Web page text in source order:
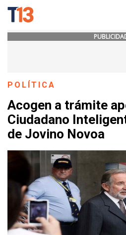
POLÍTICA
Acogen a trámite
Ciudadano
de Jovino Novoa